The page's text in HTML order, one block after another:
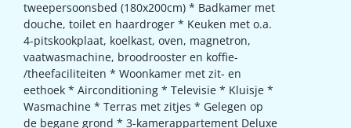
tweepersoonsbed (180x200cm) * Badkamer met
douche, toilet en haardroger * Keuken met o.a.
4-pitskookplaat, koelkast, oven, magnetron,
vaatwasmachine, broodrooster en koffie-
/theefaciliteiten * Woonkamer met zit- en
eethoek * Airconditioning * Televisie * Kluisje *
Wasmachine * Terras met zitjes * Gelegen op
de begane grond * 3-kamerappartement Deluxe